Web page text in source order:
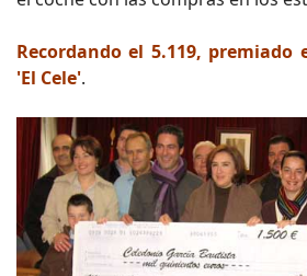
Recordando el 5.119, premiado
'El Cele'.